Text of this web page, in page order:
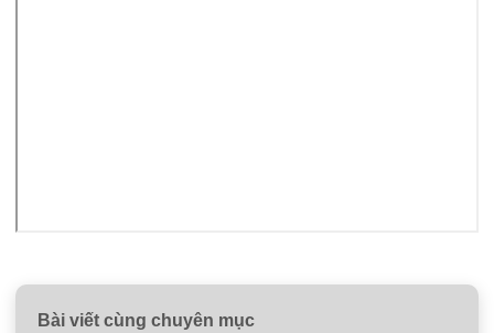
Bài viết cùng chuyên mục